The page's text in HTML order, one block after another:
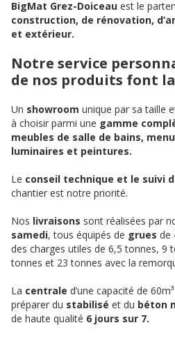
BigMat Grez-Doiceau est le
construction, de rénovation,
et extérieur.
Notre service
de nos produits font
Un showroom unique par sa taille
à choisir parmi une gamme
meubles de salle de bains,
luminaires et peintures.
Le conseil technique et le suivi
chantier est notre priorité.
Nos livraisons sont réalisées par
samedi, tous équipés de grues de
des charges utiles de 6,5 tonnes, 9
tonnes et 23 tonnes avec la
La centrale d’une capacité de
préparer du stabilisé et du béton
de haute qualité 6 jours sur 7.